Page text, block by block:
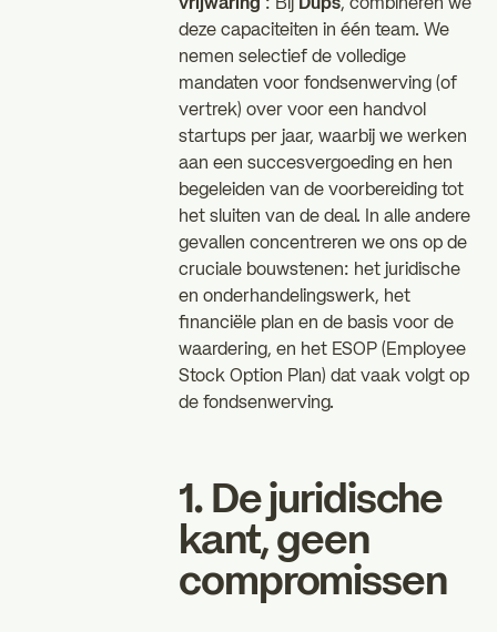
vrijwaring : Bij Dups, combineren we
deze capaciteiten in één team. We
nemen selectief de volledige
mandaten voor fondsenwerving (of
vertrek) over voor een handvol
startups per jaar, waarbij we werken
aan een succesvergoeding en hen
begeleiden van de voorbereiding tot
het sluiten van de deal. In alle andere
gevallen concentreren we ons op de
cruciale bouwstenen: het juridische
en onderhandelingswerk, het
financiële plan en de basis voor de
waardering, en het ESOP (Employee
Stock Option Plan) dat vaak volgt op
de fondsenwerving.
1. De juridische
kant, geen
compromissen